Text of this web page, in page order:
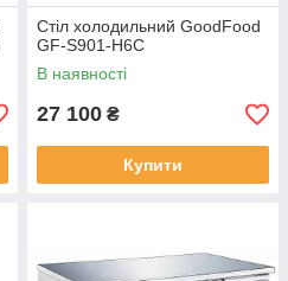
Стіл холодильний GoodFood
GF-S901-H6C
В наявності
27 100 ₴
Купити